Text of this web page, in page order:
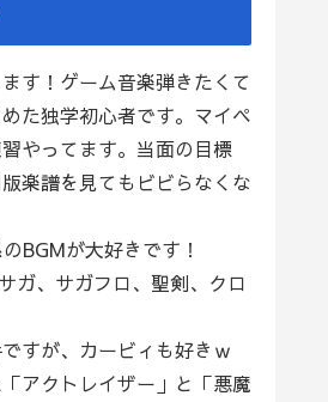
す！ゲーム音楽弾きたくて
た独学初心者です。マイペ
やってます。当面の目標
楽譜を見てもビビらなくな
BGMが大好きです！
ガ、サガフロ、聖剣、クロ
すが、カービィも好きｗ
アクトレイザー」と「悪魔